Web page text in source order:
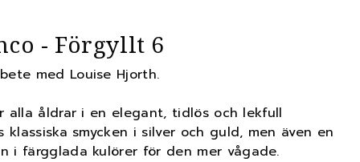
- Förgyllt 6
med Louise Hjorth.
alla åldrar i en elegant, tidlös och lekfull
smycken i silver och guld, men även en
i färgglada kulörer för den mer vågade.